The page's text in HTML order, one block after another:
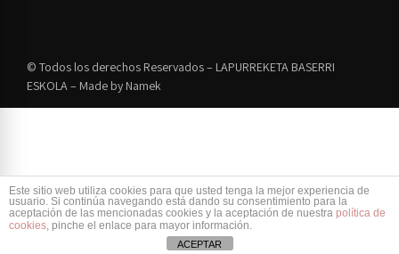
© Todos los derechos Reservados – LAPURREKETA BASERRI
ESKOLA – Made by Namek
Este sitio web utiliza cookies para que usted tenga la mejor experiencia de
usuario. Si continúa navegando está dando su consentimiento para la
aceptación de las mencionadas cookies y la aceptación de nuestra política de
cookies, pinche el enlace para mayor información.
ACEPTAR